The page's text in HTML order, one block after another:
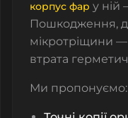
корпус фар у ній
Пошкодження,
мікротріщини —
втрата
Ми пропонуємо: